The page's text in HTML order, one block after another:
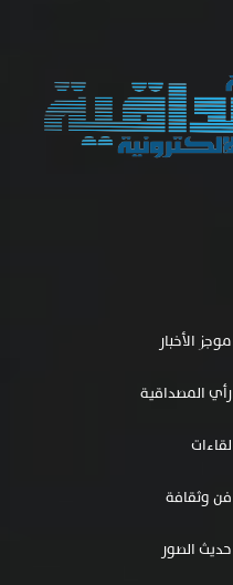
موجز الأخبار
رأي المصداقية
لقاءات
فن وثقافة
حديث الصور